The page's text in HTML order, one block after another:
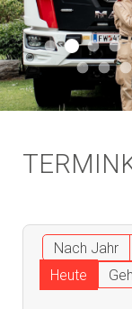
Aktuell 046
Aktuell
Start
Aktuell
Nach Jahr
Heute